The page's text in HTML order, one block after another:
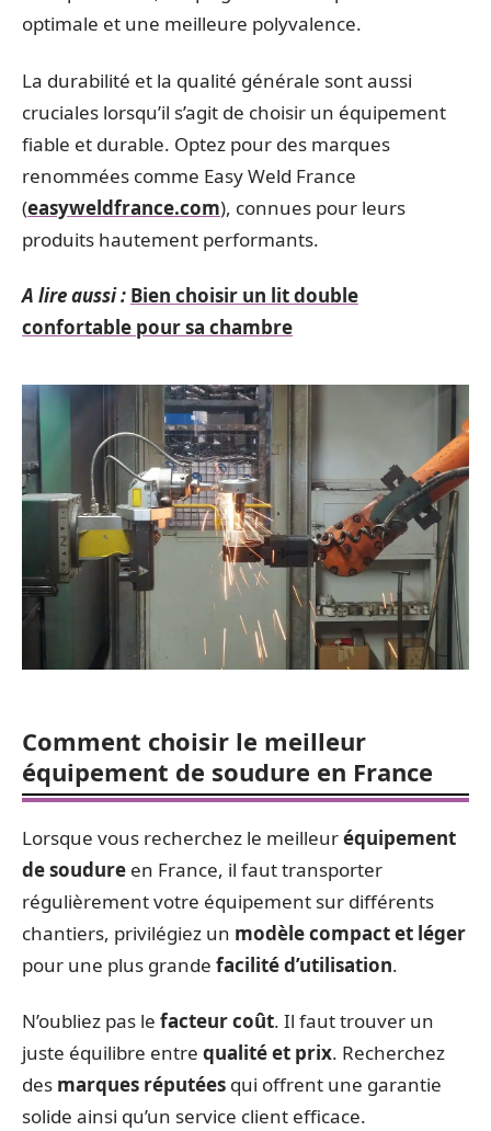
optimale et une meilleure polyvalence.
La durabilité et la qualité générale sont aussi
cruciales lorsqu’il s’agit de choisir un équipement
fiable et durable. Optez pour des marques
renommées comme Easy Weld France
(easyweldfrance.com), connues pour leurs
produits hautement performants.
A lire aussi : Bien choisir un lit double
confortable pour sa chambre
Comment choisir le meilleur
équipement de soudure en France
Lorsque vous recherchez le meilleuréquipement
de soudure en France, il faut transporter
régulièrement votre équipement sur différents
chantiers, privilégiez un modèle compact et léger
pour une plus grande facilité d’utilisation.
N’oubliez pas le facteur coût. Il faut trouver un
juste équilibre entre qualité et prix. Recherchez
des marques réputées qui offrent une garantie
solide ainsi qu’un service client efficace.